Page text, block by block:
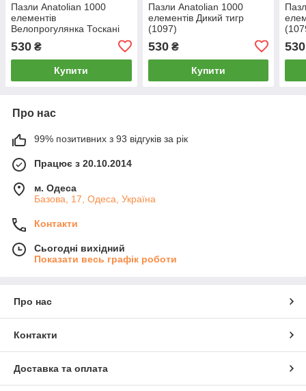
Пазли Anatolian 1000
елементів
Велопрогулянка Тоскані
530 ₴
Купити
Пазли Anatolian 1000
елементів Дикий тигр
(1097)
530₴
Купити
530
Про нас
99% позитивних з 93 відгуків за рік
Працює з 20.10.2014
м. Одеса
Базова, 17, Одеса, Україна
Контакти
Сьогодні вихідний
Показати весь графік роботи
Про нас
Контакти
Доставка та оплата